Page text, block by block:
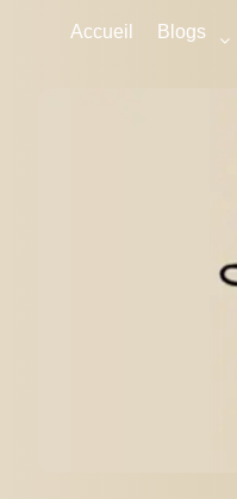
Accueil Blogs